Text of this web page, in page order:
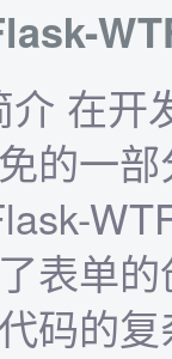
在开
的一
表单
码的